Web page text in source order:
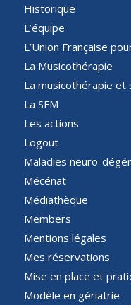
Historique
L’équipe
L’Union Française
La Musicothérapie
La musicothérapie
La SFM
Les actions
Logout
Maladies neuro-
Mécénat
Médiathèque
Members
Mentions légales
Mes réservations
Mise en place et
Modèle en gériatrie